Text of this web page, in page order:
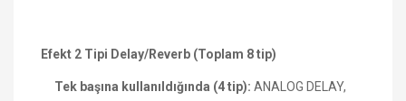
Efekt 2 Tipi Delay/Reverb (Toplam 8 tip)
Tek başına kullanıldığında (4 tip): ANALOG DELAY,